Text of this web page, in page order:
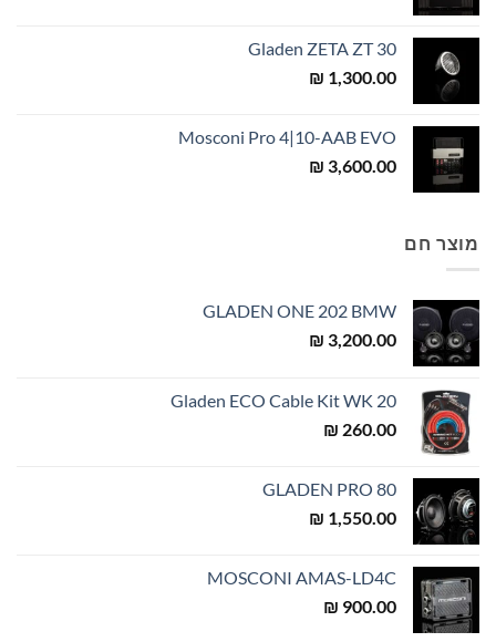
Gladen ZETA ZT 30
₪ 1,300.00
Mosconi Pro 4|10-AAB EVO
₪ 3,600.00
מוצר חם
GLADEN ONE 202 BMW
₪ 3,200.00
Gladen ECO Cable Kit WK 20
₪ 260.00
GLADEN PRO 80
₪ 1,550.00
MOSCONI AMAS-LD4C
₪ 900.00